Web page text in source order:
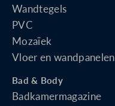
Wandtegels
PVC
Mozaïek
Vloer en wandpanelen
Bad & Body
Badkamermagazine